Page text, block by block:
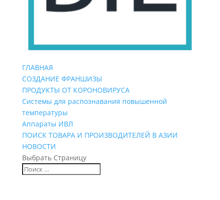
ГЛАВНАЯ
СОЗДАНИЕ ФРАНШИЗЫ
ПРОДУКТЫ ОТ КОРОНОВИРУСА
Системы для распознавания повышенной
температуры
Аппараты ИВЛ
ПОИСК ТОВАРА И ПРОИЗВОДИТЕЛЕЙ В АЗИИ
НОВОСТИ
Выбрать Страницу